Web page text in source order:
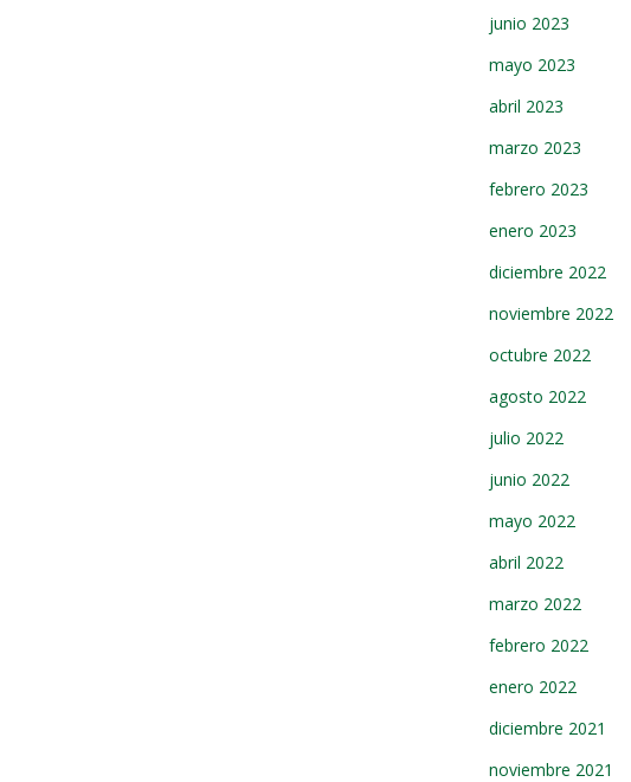
junio 2023
mayo 2023
abril 2023
marzo 2023
febrero 2023
enero 2023
diciembre 2022
noviembre 2022
octubre 2022
agosto 2022
julio 2022
junio 2022
mayo 2022
abril 2022
marzo 2022
febrero 2022
enero 2022
diciembre 2021
noviembre 2021